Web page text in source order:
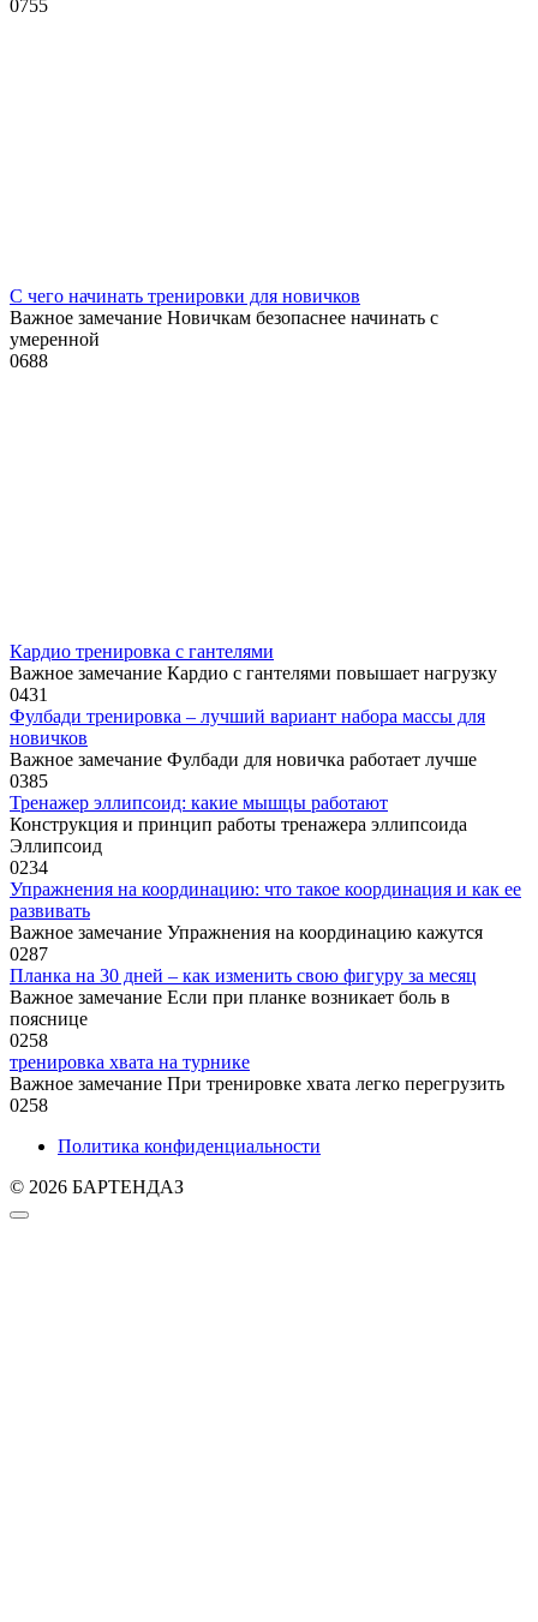
0755
С чего начинать тренировки для новичков
Важное замечание Новичкам безопаснее начинать с
умеренной
0688
Кардио тренировка с гантелями
Важное замечание Кардио с гантелями повышает нагрузку
0431
Фулбади тренировка – лучший вариант набора массы для
новичков
Важное замечание Фулбади для новичка работает лучше
0385
Тренажер эллипсоид: какие мышцы работают
Конструкция и принцип работы тренажера эллипсоида
Эллипсоид
0234
Упражнения на координацию: что такое координация и как ее
развивать
Важное замечание Упражнения на координацию кажутся
0287
Планка на 30 дней – как изменить свою фигуру за месяц
Важное замечание Если при планке возникает боль в
пояснице
0258
тренировка хвата на турнике
Важное замечание При тренировке хвата легко перегрузить
0258
Политика конфиденциальности
© 2026 БАРТЕНДАЗ